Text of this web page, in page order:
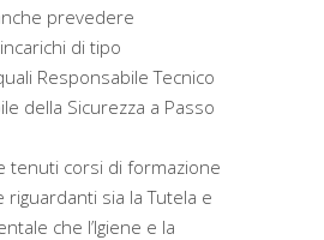
prevedere
di tipo
Responsabile Tecnico
della Sicurezza a Passo
tenuti corsi di formazione
sia la Tutela e
che l’Igiene e la